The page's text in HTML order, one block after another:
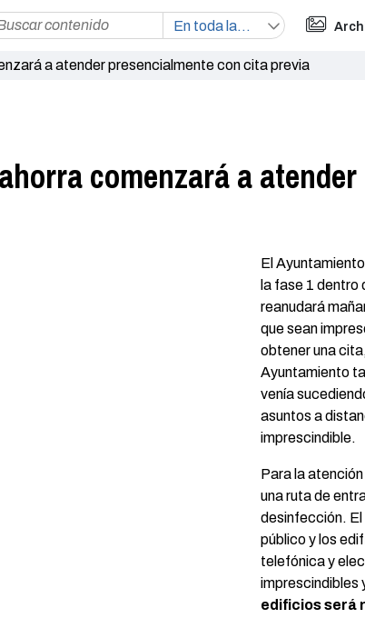
a atender presencialmente con cita previa
comenzará a
El
la fase 1 dentro
reanudará
que sean
obtener una
Ayuntamiento
venía
asuntos a
imprescindible.
Para la
una ruta de
desinfección. El
público y los
telefónica y
imprescindibles
edificios será